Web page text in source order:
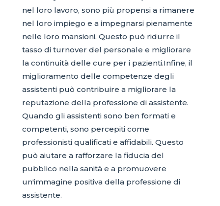
nel loro lavoro, sono più propensi a rimanere
nel loro impiego e a impegnarsi pienamente
nelle loro mansioni. Questo può ridurre il
tasso di turnover del personale e migliorare
la continuità delle cure per i pazienti.Infine, il
miglioramento delle competenze degli
assistenti può contribuire a migliorare la
reputazione della professione di assistente.
Quando gli assistenti sono ben formati e
competenti, sono percepiti come
professionisti qualificati e affidabili. Questo
può aiutare a rafforzare la fiducia del
pubblico nella sanità e a promuovere
un'immagine positiva della professione di
assistente.